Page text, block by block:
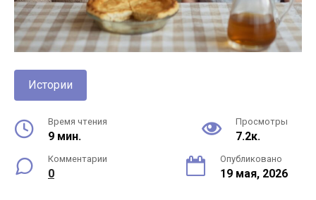
Истории
Время чтения
9 мин.
Просмотры
7.2к.
Комментарии
0
Опубликовано
19 мая, 2026